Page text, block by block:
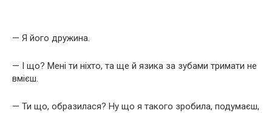
— Я його дружина.
— І що? Мені ти ніхто, та ще й язика за зубами тримати не
вмієш.
— Ти що, образилася? Ну що я такого зробила, подумаєш,